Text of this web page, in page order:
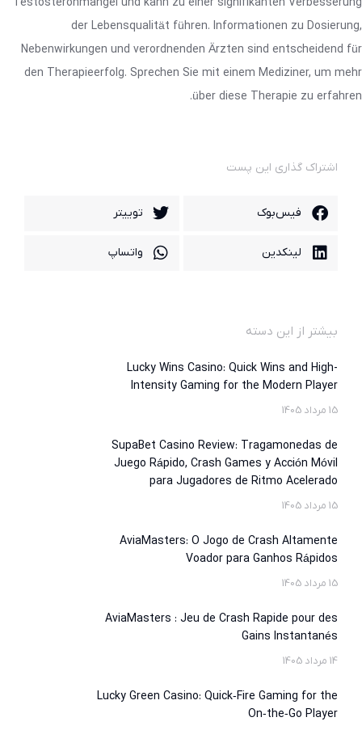
der Lebensqualität führen. Informationen zu Dosierung,
Nebenwirkungen und verordnenden Ärzten sind entscheidend für
den Therapieerfolg. Sprechen Sie mit einem Mediziner, um mehr
über diese Therapie zu erfahren.
اشتراک گذاری این پست
فیس‌بوک توییتر
لینکدین واتساپ
بیشتر از این دسته
Lucky Wins Casino: Quick Wins and High-
Intensity Gaming for the Modern Player
15 مرداد 1405
SupaBet Casino Review: Tragamonedas de
Juego Rápido, Crash Games y Acción Móvil
para Jugadores de Ritmo Acelerado
15 مرداد 1405
AviaMasters: O Jogo de Crash Altamente
Voador para Ganhos Rápidos
15 مرداد 1405
AviaMasters : Jeu de Crash Rapide pour des
Gains Instantanés
14 مرداد 1405
Lucky Green Casino: Quick‑Fire Gaming for the
On‑the‑Go Player